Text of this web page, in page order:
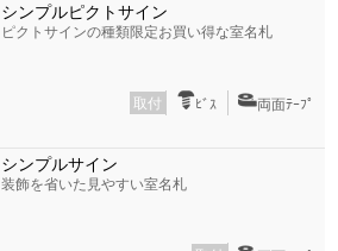
シンプルピクトサイン
ピクトサインの種類限定お買い得な室名札
取付 ﾋﾞｽ 両面ﾃｰﾌﾟ
シンプルサイン
装飾を省いた見やすい室名札